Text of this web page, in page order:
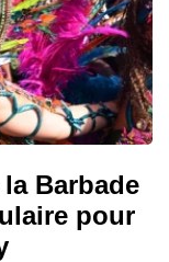
Barbade
pour